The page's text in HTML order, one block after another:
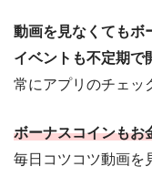
動画を見なくてもボ
イベントも不定期で
常にアプリのチェッ
ボーナスコインもお
毎日コツコツ動画を